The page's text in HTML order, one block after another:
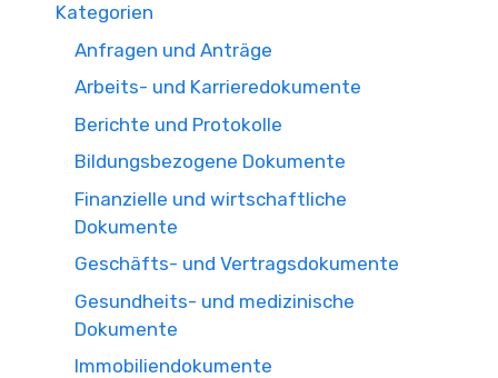
Kategorien
Anfragen und Anträge
Arbeits- und Karrieredokumente
Berichte und Protokolle
Bildungsbezogene Dokumente
Finanzielle und wirtschaftliche
Dokumente
Geschäfts- und Vertragsdokumente
Gesundheits- und medizinische
Dokumente
Immobiliendokumente